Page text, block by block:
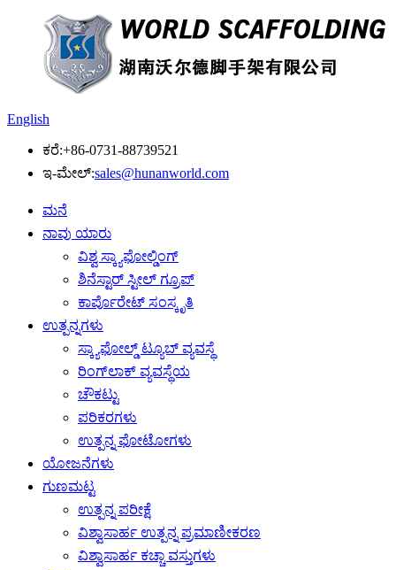
English
ಕರೆ:+86-0731-88739521
ಇ-ಮೇಲ್:sales@hunanworld.com
ಮನೆ
ನಾವು ಯಾರು
ವಿಶ್ವ ಸ್ಕ್ಯಾಫೋಲ್ಡಿಂಗ್
ಶಿನೆಸ್ಟಾರ್ ಸ್ಟೀಲ್ ಗ್ರೂಪ್
ಕಾರ್ಪೊರೇಟ್ ಸಂಸ್ಕೃತಿ
ಉತ್ಪನ್ನಗಳು
ಸ್ಕ್ಯಾಫೋಲ್ಡ್ ಟ್ಯೂಬ್ ವ್ಯವಸ್ಥೆ
ರಿಂಗ್‌ಲಾಕ್ ವ್ಯವಸ್ಥೆಯ
ಚೌಕಟ್ಟು
ಪರಿಕರಗಳು
ಉತ್ಪನ್ನ ಫೋಟೋಗಳು
ಯೋಜನೆಗಳು
ಗುಣಮಟ್ಟ
ಉತ್ಪನ್ನ ಪರೀಕ್ಷೆ
ವಿಶ್ವಾಸಾರ್ಹ ಉತ್ಪನ್ನ ಪ್ರಮಾಣೀಕರಣ
ವಿಶ್ವಾಸಾರ್ಹ ಕಚ್ಚಾ ವಸ್ತುಗಳು